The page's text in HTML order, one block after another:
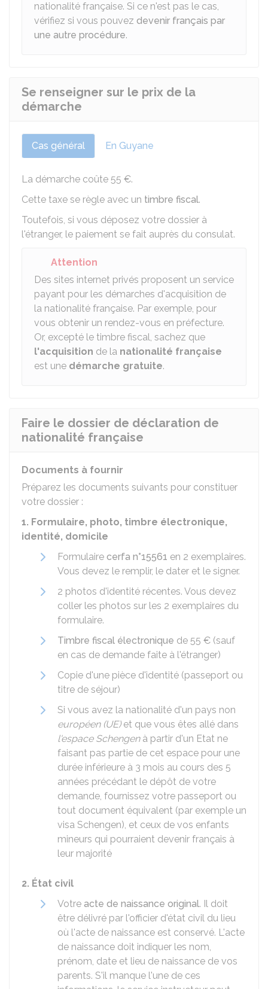
nationalité française. Si ce n'est pas le cas,
vérifiez si vous pouvez devenir français par
une autre procédure.
Se renseigner sur le prix de la
démarche
Cas général En Guyane
La démarche coûte 55 €.
Cette taxe se règle avec un timbre fiscal.
Toutefois, si vous déposez votre dossier à
l'étranger, le paiement se fait auprès du consulat.
Attention
Des sites internet privés proposent un service
payant pour les démarches d'acquisition de
la nationalité française. Par exemple, pour
vous obtenir un rendez-vous en préfecture.
Or, excepté le timbre fiscal, sachez que
l'acquisition de la nationalité française
est une démarche gratuite.
Faire le dossier de déclaration de
nationalité française
Documents à fournir
Préparez les documents suivants pour constituer
votre dossier :
1. Formulaire, photo, timbre électronique,
identité, domicile
Formulaire cerfa n°15561 en 2 exemplaires.
Vous devez le remplir, le dater et le signer.
2 photos d'identité récentes. Vous devez
coller les photos sur les 2 exemplaires du
formulaire.
Timbre fiscal électronique de 55 € (sauf
en cas de demande faite à l'étranger)
Copie d'une pièce d'identité (passeport ou
titre de séjour)
Si vous avez la nationalité d'un pays non
européen (UE)et que vous êtes allé dans
l'espace Schengenà partir d'un Etat ne
faisant pas partie de cet espace pour une
durée inférieure à 3 mois au cours des 5
années précédant le dépôt de votre
demande, fournissez votre passeport ou
tout document équivalent (par exemple un
visa Schengen), et ceux de vos enfants
mineurs qui pourraient devenir français à
leur majorité
2. État civil
Votre acte de naissance original. Il doit
être délivré par l'officier d'état civil du lieu
où l'acte de naissance est conservé. L'acte
de naissance doit indiquer les nom,
prénom, date et lieu de naissance de vos
parents. S'il manque l'une de ces